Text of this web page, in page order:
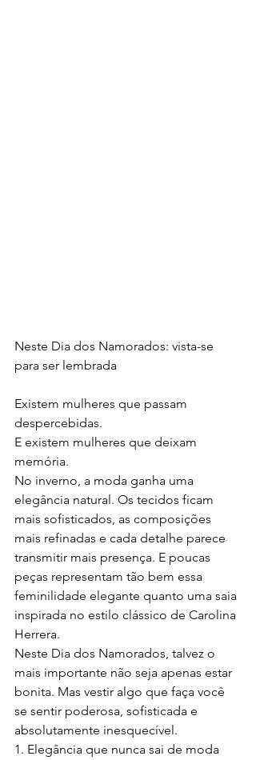
Neste Dia dos Namorados: vista-se
para ser lembrada
Existem mulheres que passam
despercebidas.
E existem mulheres que deixam
memória.
No inverno, a moda ganha uma
elegância natural. Os tecidos ficam
mais sofisticados, as composições
mais refinadas e cada detalhe parece
transmitir mais presença. E poucas
peças representam tão bem essa
feminilidade elegante quanto uma saia
inspirada no estilo clássico de Carolina
Herrera.
Neste Dia dos Namorados, talvez o
mais importante não seja apenas estar
bonita. Mas vestir algo que faça você
se sentir poderosa, sofisticada e
absolutamente inesquecível.
1. Elegância que nunca sai de moda